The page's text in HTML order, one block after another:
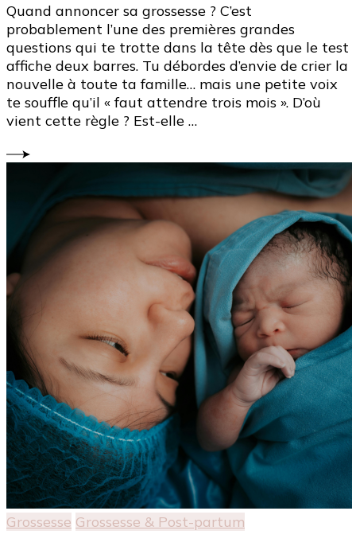
Quand annoncer sa grossesse ? C’est
probablement l’une des premières grandes
questions qui te trotte dans la tête dès que le test
affiche deux barres. Tu débordes d’envie de crier la
nouvelle à toute ta famille… mais une petite voix
te souffle qu’il « faut attendre trois mois ». D’où
vient cette règle ? Est-elle …
Grossesse Grossesse & Post-partum